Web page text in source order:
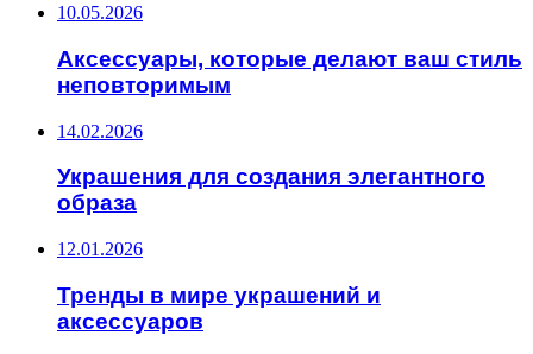
10.05.2026
Аксессуары, которые делают ваш стиль
неповторимым
14.02.2026
Украшения для создания элегантного
образа
12.01.2026
Тренды в мире украшений и
аксессуаров